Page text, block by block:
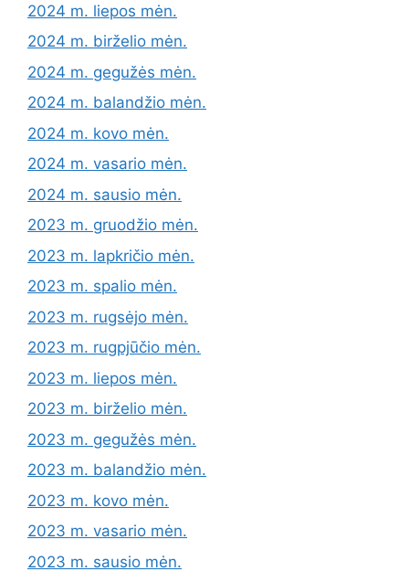
2024 m. liepos mėn.
2024 m. birželio mėn.
2024 m. gegužės mėn.
2024 m. balandžio mėn.
2024 m. kovo mėn.
2024 m. vasario mėn.
2024 m. sausio mėn.
2023 m. gruodžio mėn.
2023 m. lapkričio mėn.
2023 m. spalio mėn.
2023 m. rugsėjo mėn.
2023 m. rugpjūčio mėn.
2023 m. liepos mėn.
2023 m. birželio mėn.
2023 m. gegužės mėn.
2023 m. balandžio mėn.
2023 m. kovo mėn.
2023 m. vasario mėn.
2023 m. sausio mėn.